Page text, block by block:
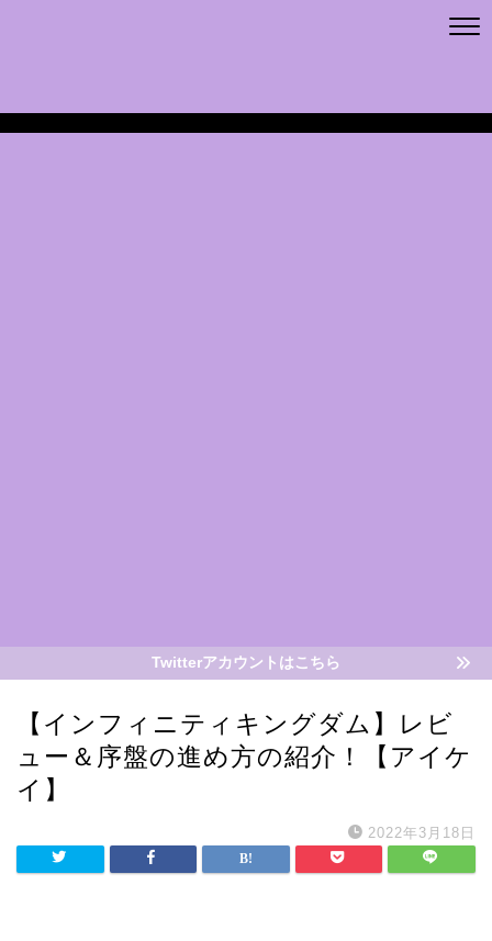
Twitterアカウントはこちら
【インフィニティキングダム】レビ
ュー＆序盤の進め方の紹介！【アイケ
イ】
2022年3月18日